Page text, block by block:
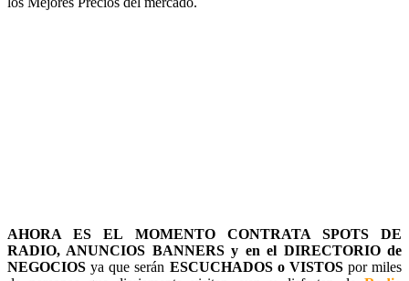
AHORA ES EL MOMENTO CONTRATA SPOTS DE
RADIO, ANUNCIOS BANNERS y en el DIRECTORIO de
NEGOCIOSya que serán ESCUCHADOS o VISTOSpor miles